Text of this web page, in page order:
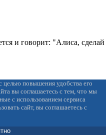
и говорит: "Алиса, сделай
целью повышения удобства его
вы соглашаетесь с тем, что мы
с использованием сервиса
сайт, вы соглашаетесь с